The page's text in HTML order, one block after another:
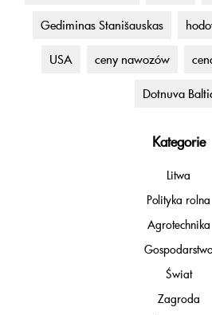
Gediminas Stanišauskas
USA ceny nawozów
Dotnuva
Kategorie
Litwa
Polityka rolna
Agrotechnika
Świat
Zagroda